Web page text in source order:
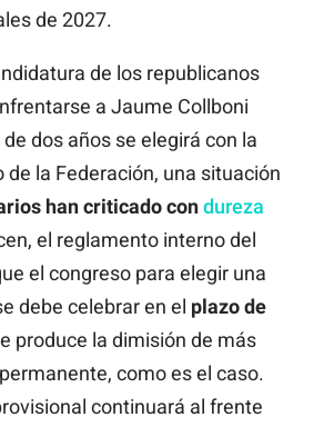
de 2027.
de los republicanos
a Jaume Collboni
dos años se elegirá con la
la Federación, una situación
han criticado condureza
el reglamento interno del
el congreso para elegir una
debe celebrar en el plazo de
produce la dimisión de más
como es el caso.
continuará al frente